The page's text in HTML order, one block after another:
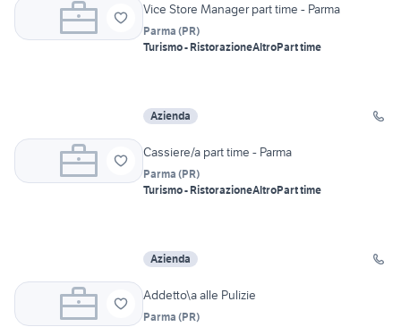
Vice Store Manager part time - Parma
Parma (PR)
Turismo - RistorazioneAltroPart time
Azienda
Cassiere/a part time - Parma
Parma (PR)
Turismo - RistorazioneAltroPart time
Azienda
Addetto\a alle Pulizie
Parma (PR)